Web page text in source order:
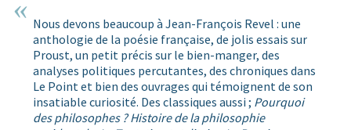
Nous devons beaucoup à Jean-François Revel : une
anthologie de la poésie française, de jolis essais sur
Proust, un petit précis sur le bien-manger, des
analyses politiques percutantes, des chroniques dans
Le Point et bien des ouvrages qui témoignent de son
insatiable curiosité. Des classiques aussi ; Pourquoi
des philosophes ? Histoire de la philosophie